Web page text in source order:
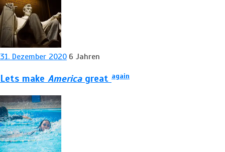
31. Dezember 2020 6 Jahren
Lets make Americagreat again